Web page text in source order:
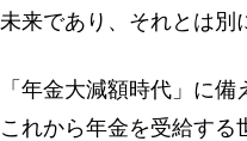
未来であり、それとは別
「年金大減額時代」に
これから年金を受給す